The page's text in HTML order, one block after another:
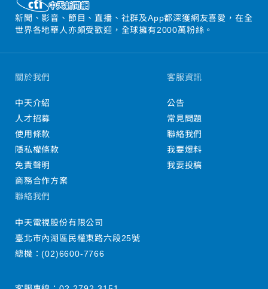
新聞、影音、節目、直播、社群及App都深獲網友喜愛，在全
世界各地華人亦頗受歡迎，全球擁有2000萬粉絲。
關於我們
中天介紹
人才招募
使用條款
隱私權條款
免責聲明
商務合作方案
客服資訊
公告
常見問題
聯絡我們
我要爆料
我要投稿
聯絡我們
中天電視股份有限公司
臺北市內湖區民權東路六段25號
總機：(02)6600-7766